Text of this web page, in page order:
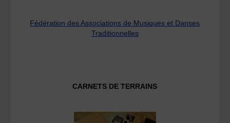
Fédération des Associations de Musiques et Danses
Traditionnelles
CARNETS DE TERRAINS